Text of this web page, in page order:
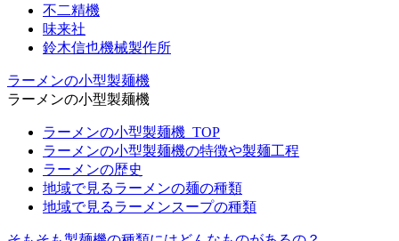
不二精機
味来社
鈴木信也機械製作所
ラーメンの小型製麺機
ラーメンの小型製麺機
ラーメンの小型製麺機_TOP
ラーメンの小型製麺機の特徴や製麺工程
ラーメンの歴史
地域で見るラーメンの麺の種類
地域で見るラーメンスープの種類